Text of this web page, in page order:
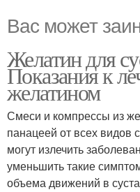
Вас может
Желатин для
Показания к
желатином
Смеси и компрессы из
панацеей от всех видов
могут излечить
уменьшить такие
объема движений в